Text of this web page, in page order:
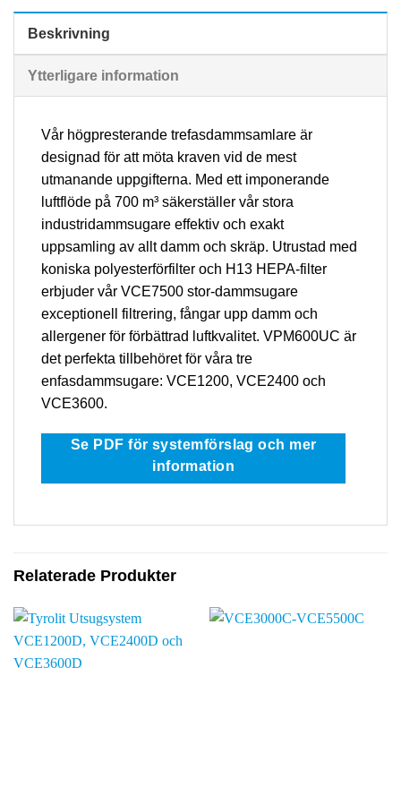
Beskrivning
Ytterligare information
Vår högpresterande trefasdammsamlare är
designad för att möta kraven vid de mest
utmanande uppgifterna. Med ett imponerande
luftflöde på 700 m³ säkerställer vår stora
industridammsugare effektiv och exakt
uppsamling av allt damm och skräp. Utrustad med
koniska polyesterförfilter och H13 HEPA-filter
erbjuder vår VCE7500 stor-dammsugare
exceptionell filtrering, fångar upp damm och
allergener för förbättrad luftkvalitet. VPM600UC är
det perfekta tillbehöret för våra tre
enfasdammsugare: VCE1200, VCE2400 och
VCE3600.
Se PDF för systemförslag och mer
information
Relaterade Produkter